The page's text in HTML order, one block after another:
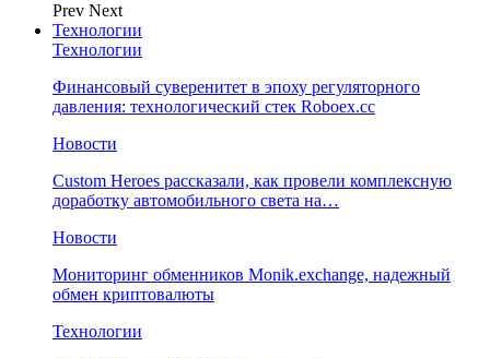
Prev Next
Технологии
Технологии
Финансовый суверенитет в эпоху регуляторного
давления: технологический стек Roboex.cc
Новости
Custom Heroes рассказали, как провели комплексную
доработку автомобильного света на…
Новости
Мониторинг обменников Monik.exchange, надежный
обмен криптовалюты
Технологии